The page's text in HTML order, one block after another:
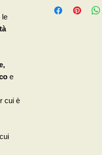
le
e
cui è